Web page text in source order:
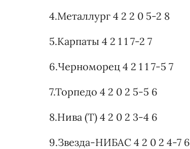
4.Металлург 4 2 2 0 5-2 8
5.Карпаты 4 2 1 1 7-2 7
6.Черноморец 4 2 1 1 7-5 7
7.Торпедо 4 2 0 2 5-5 6
8.Нива (Т) 4 2 0 2 3-4 6
9.Звезда-НИБАС 4 2 0 2 4-7 6